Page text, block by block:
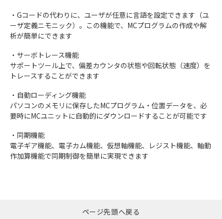
・Gコードの代わりに、ユーザが任意に言語を設定できます（ユ
ーザ定義ニモニック）。この機能で、MCプログラムの作成や解
析が簡単にできます
・サーボトレース機能
サポートツール上で、偏差カウンタの状態や回転状態（速度）を
トレースすることができます
・自動ローディング機能
パソコンのメモリに保存したMCプログラム・位置データを、必
要時にMCユニットに自動的にダウンロードすることが可能です
・同期機能
電子ギア機能、電子カム機能、仮想軸機能、レジスト機能、軸動
作加算機能で同期制御を簡単に実現できます
ページ先頭へ戻る